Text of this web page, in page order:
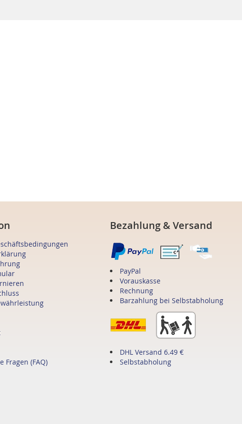
Fragen (FAQ)
Bezahlung & Versand
PayPal
Vorauskasse
Rechnung
Barzahlung bei Selbstabholung
DHL Versand 6.49 €
Selbstabholung